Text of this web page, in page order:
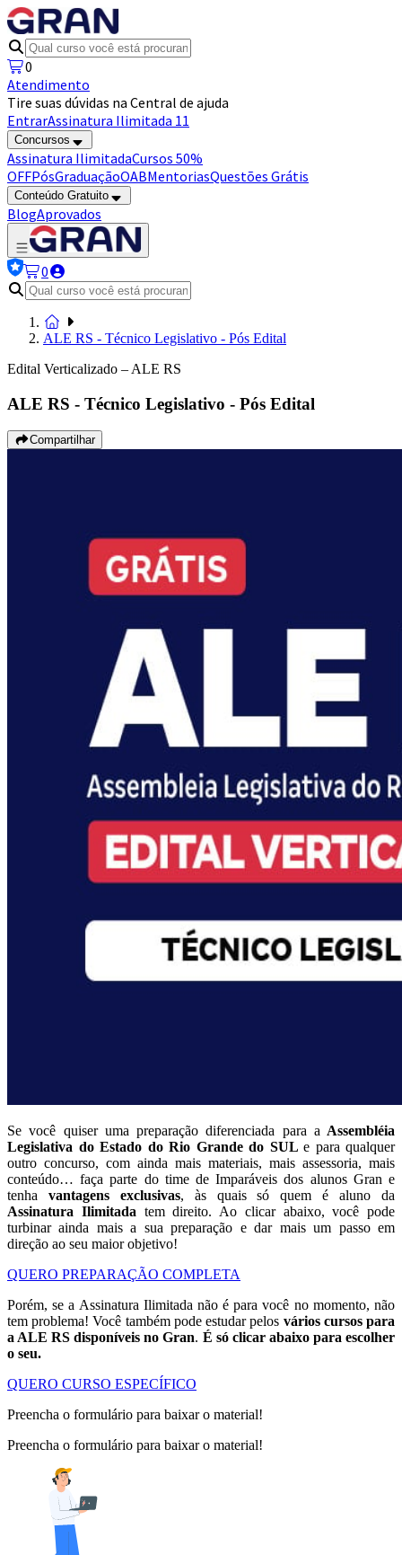
0
Atendimento
Tire suas dúvidas na Central de ajuda
EntrarAssinatura Ilimitada 11
Concursos
Assinatura IlimitadaCursos 50%
OFFPósGraduaçãoOABMentoriasQuestões Grátis
Conteúdo Gratuito
BlogAprovados
0
ALE RS - Técnico Legislativo - Pós Edital
Edital Verticalizado – ALE RS
ALE RS - Técnico Legislativo - Pós Edital
Compartilhar
Se você quiser uma preparação diferenciada para aAssembléia
Legislativa do Estado do Rio Grande do SUL e para qualquer
outro concurso, com ainda mais materiais, mais assessoria, mais
conteúdo… faça parte do time de Imparáveis dos alunos Gran e
tenha vantagens exclusivas, às quais só quem é aluno da
Assinatura Ilimitadatem direito. Ao clicar abaixo, você pode
turbinar ainda mais a sua preparação e dar mais um passo em
direção ao seu maior objetivo!
QUERO PREPARAÇÃO COMPLETA
Porém, se a Assinatura Ilimitada não é para você no momento, não
tem problema! Você também pode estudar pelos vários cursos para
a ALE RS disponíveis no Gran. É só clicar abaixo para escolher
o seu.
QUERO CURSO ESPECÍFICO
Preencha o formulário para baixar o material!
Preencha o formulário para baixar o material!